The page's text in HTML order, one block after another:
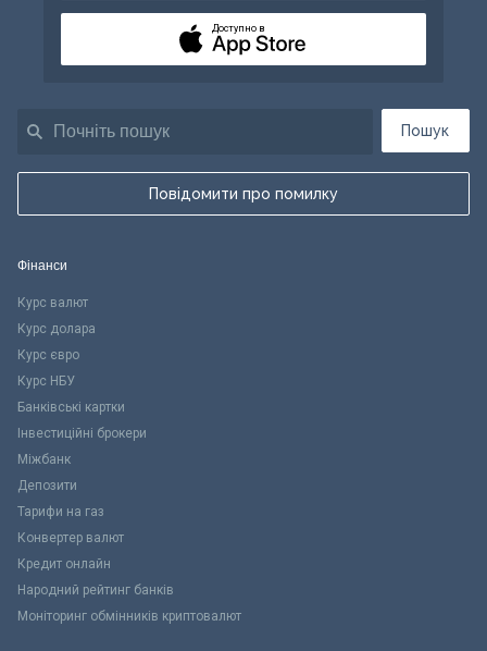
Пошук
Повідомити про помилку
Доступно в
Фінанси
Курс валют
Курс долара
Курс євро
Курс НБУ
Банківські картки
Інвестиційні брокери
Міжбанк
Депозити
Тарифи на газ
Конвертер валют
Кредит онлайн
Народний рейтинг банків
Моніторинг обмінників криптовалют